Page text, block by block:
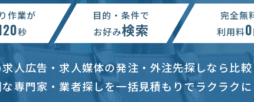
作業が
秒
目的・条件で
お好み検索
完全無
利用料0
人広告・求人媒体の発注・外注先探しなら比
な専門家・業者探しを一括見積もりでラクラク